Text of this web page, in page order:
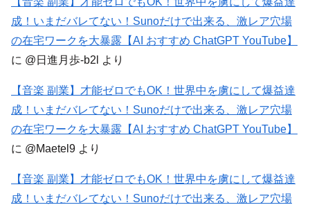
成！いまだバレてない！Sunoだけで出来る、激レア穴場
の在宅ワークを大暴露【AI おすすめ ChatGPT YouTube】
に @日進月歩-b2l より
【音楽 副業】才能ゼロでもOK！世界中を虜にして爆益達
成！いまだバレてない！Sunoだけで出来る、激レア穴場
の在宅ワークを大暴露【AI おすすめ ChatGPT YouTube】
に @Maetel9 より
【音楽 副業】才能ゼロでもOK！世界中を虜にして爆益達
成！いまだバレてない！Sunoだけで出来る、激レア穴場